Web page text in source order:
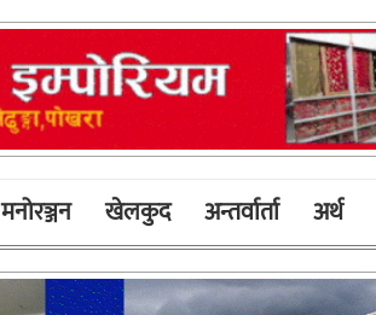
मनोरञ्जन खेलकुद अन्तर्वार्ता अर्थ